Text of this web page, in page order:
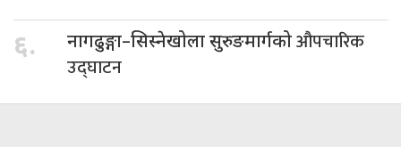
६. नागढुङ्गा–सिस्नेखोला सुरुङमार्गकोऔपचारिक
उद्घाटन